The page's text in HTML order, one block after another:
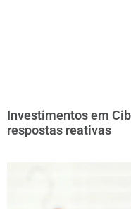
Investimentos em
respostas reativas